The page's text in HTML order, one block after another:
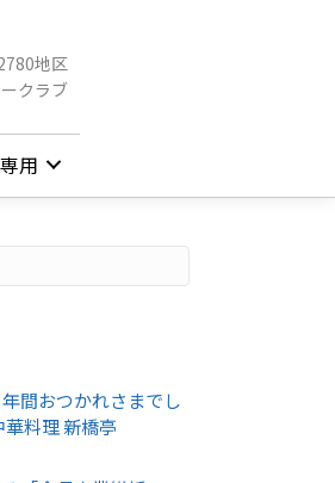
地区
クラブ
用
間おつかれさまでし
料理 新橋亭